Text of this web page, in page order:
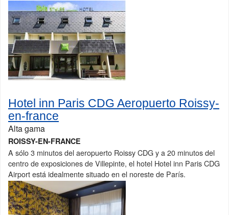
Hotel inn Paris CDG Aeropuerto Roissy-
en-france
Alta gama
ROISSY-EN-FRANCE
A sólo 3 minutos del aeropuerto Roissy CDG y a 20 minutos del
centro de exposiciones de Villepinte, el hotel Hotel inn Paris CDG
Airport está idealmente situado en el noreste de París.